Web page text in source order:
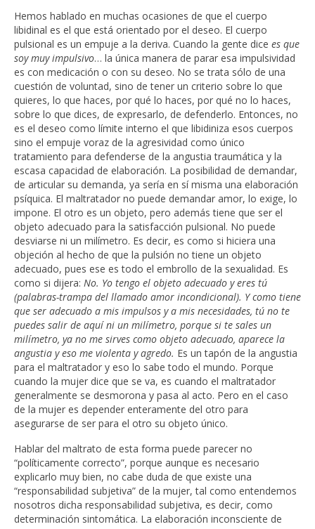
Hemos hablado en muchas ocasiones de que el cuerpo
libidinal es el que está orientado por el deseo. El cuerpo
pulsional es un empuje a la deriva. Cuando la gente dice es que
soy muy impulsivo… la única manera de parar esa impulsividad
es con medicación o con su deseo. No se trata sólo de una
cuestión de voluntad, sino de tener un criterio sobre lo que
quieres, lo que haces, por qué lo haces, por qué no lo haces,
sobre lo que dices, de expresarlo, de defenderlo. Entonces, no
es el deseo como límite interno el que libidiniza esos cuerpos
sino el empuje voraz de la agresividad como único
tratamiento para defenderse de la angustia traumática y la
escasa capacidad de elaboración. La posibilidad de demandar,
de articular su demanda, ya sería en sí misma una elaboración
psíquica. El maltratador no puede demandar amor, lo exige, lo
impone. El otro es un objeto, pero además tiene que ser el
objeto adecuado para la satisfacción pulsional. No puede
desviarse ni un milímetro. Es decir, es como si hiciera una
objeción al hecho de que la pulsión no tiene un objeto
adecuado, pues ese es todo el embrollo de la sexualidad. Es
como si dijera: No. Yo tengo el objeto adecuado y eres tú
(palabras-trampa del llamado amor incondicional). Y como tiene
que ser adecuado a mis impulsos y a mis necesidades, tú no te
puedes salir de aquí ni un milímetro, porque si te sales un
milímetro, ya no me sirves como objeto adecuado, aparece la
angustia y eso me violenta y agredo. Es un tapón de la angustia
para el maltratador y eso lo sabe todo el mundo. Porque
cuando la mujer dice que se va, es cuando el maltratador
generalmente se desmorona y pasa al acto. Pero en el caso
de la mujer es depender enteramente del otro para
asegurarse de ser para el otro su objeto único.
Hablar del maltrato de esta forma puede parecer no
“políticamente correcto”, porque aunque es necesario
explicarlo muy bien, no cabe duda de que existe una
“responsabilidad subjetiva” de la mujer, tal como entendemos
nosotros dicha responsabilidad subjetiva, es decir, como
determinación sintomática. La elaboración inconsciente de